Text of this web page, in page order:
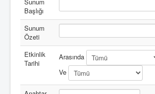
Başlığı
Sunum
Özeti
Etkinlik
Tarihi
Arasında
Ve